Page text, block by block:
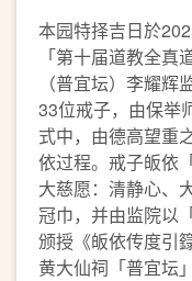
本园特择吉日於
「第十届道教全
（普宜坛）李耀
33位戒子，由保举
式中，由德高望重
依过程。戒子皈依
大慈愿：清静心、
冠巾，并由监院以
颁授《皈依传度引
黄大仙祠「普宜坛